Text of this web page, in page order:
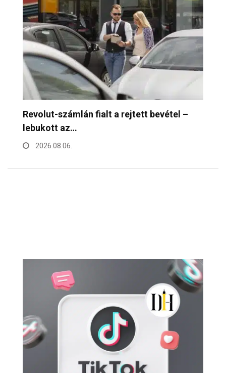
Mennyibe kerül egy pohár bor a Bor- és…
2026.08.06.